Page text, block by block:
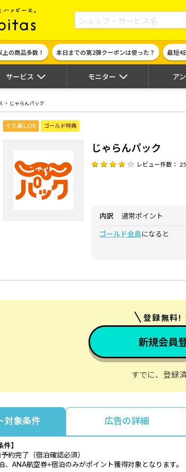
ポイント貯めて現金やギフト券に交換できるポイントサ
上の商品多数！ 本日までの第2弾クーポンは使った？ 最短4
サービス モニター ア
じゃらんパック
くり返しOK ゴールド特典
じゃらんパック
レビュー件数：
内訳 通常ポイント
ゴールド会員 になると
登録無料!
新規会員
すでに、登録
対象条件 広告の詳細
件】
約完了（宿泊確認必須）
、ANA航空券+宿泊のみがポイント獲得対象となります。